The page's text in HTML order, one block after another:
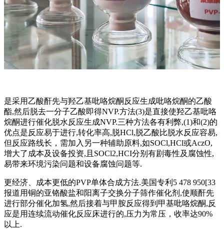
是采用乙酸酐先与羟乙基吡咯烷酮反应生成吡咯烷酮的乙酸
酯,然后脱去一分子乙酸即得NVP.方法(3)是直接使羟乙基吡咯
烷酮进行催化脱水反应生成NVP.三种方法各有利弊,(1)和(2)的
优点是反应易于进行,转化率高,脱HCl,脱乙酸比脱水反应容易,
但反应路线长，需加入另一种辅助原料,如SOCl,HCl或AczO,
增大了成本及设备投资,且SOCl2,HCI分别有剧毒性及腐蚀性,
易带来环境污染问题和设备腐蚀问题等.
更经济、成本更低的PVP单体合成方法.美国专利5 478 950[33
报道用铜的亚铬酸盐和阳离子交换分子筛作催化剂,使顺酐先
进行部分催化加氢,然后接着与甲胺反应得到甲基吡咯烷酮,反
应是用连续流动催化反应床进行的,压力为常压，收率达90%
以上.